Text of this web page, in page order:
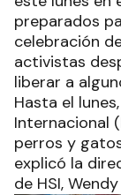
preparados
celebración
activistas
liberar a
Hasta el
Internacional
perros y
explicó la
de HSI,